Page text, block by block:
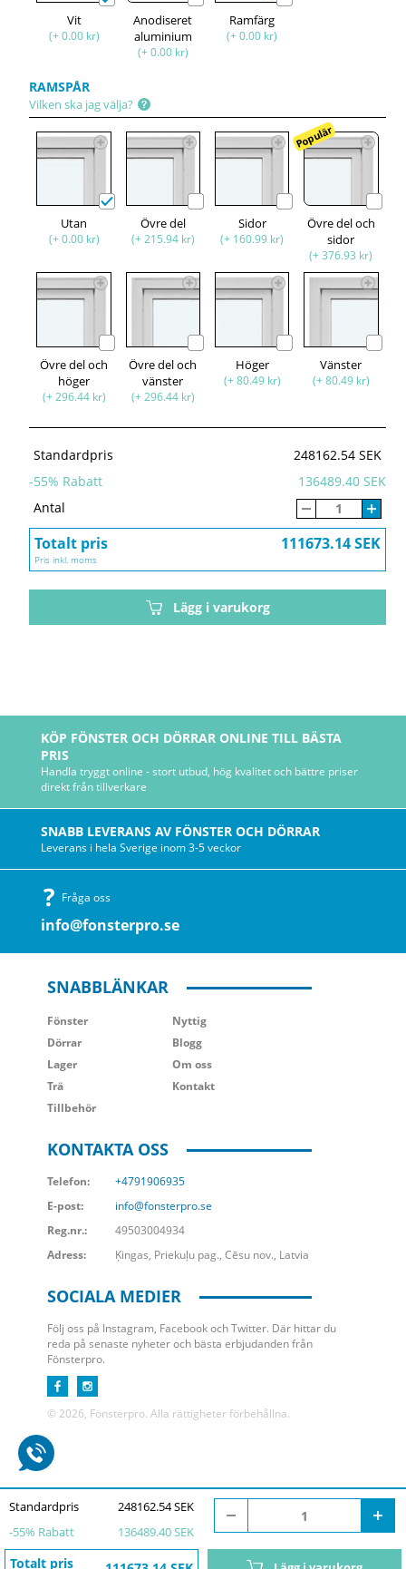
Vit
(+ 0.00 kr)
Anodiseret
aluminium
(+ 0.00 kr)
Ramfärg
(+ 0.00 kr)
RAMSPÅR
Vilken ska jag välja?
Utan
(+ 0.00 kr)
Övre del
(+ 215.94 kr)
Sidor
(+ 160.99 kr)
Populär
Övre del och
sidor
(+ 376.93 kr)
Övre del och
höger
(+ 296.44 kr)
Övre del och
vänster
(+ 296.44 kr)
Höger
(+ 80.49 kr)
Vänster
(+ 80.49 kr)
Standardpris
248162.54 SEK
-55% Rabatt
136489.40 SEK
Antal
Totalt pris 111673.14 SEK
Pris inkl. moms
Lägg i varukorg
Standardpris
248162.54 SEK
-55% Rabatt 136489.40 SEK
Totalt pris
KÖP FÖNSTER OCH DÖRRAR ONLINE TILL BÄSTA
PRIS
Handla tryggt online - stort utbud, hög kvalitet och bättre priser
direkt från tillverkare
SNABB LEVERANS AV FÖNSTER OCH DÖRRAR
Leverans i hela Sverige inom 3-5 veckor
Fråga oss
info@fonsterpro.se
SNABBLÄNKAR
Fönster
Dörrar
Lager
Trä
Tillbehör
Nyttig
Blogg
Om oss
Kontakt
KONTAKTA OSS
Telefon:
+4791906935
E-post:
info@fonsterpro.se
Reg.nr.:
49503004934
Adress:
Ķingas, Priekuļu pag., Cēsu nov., Latvia
SOCIALA MEDIER
Följ oss på Instagram, Facebook och Twitter. Där hittar du
reda på senaste nyheter och bästa erbjudanden från
Fönsterpro.
© 2026, Fönsterpro. Alla rättigheter förbehållna.